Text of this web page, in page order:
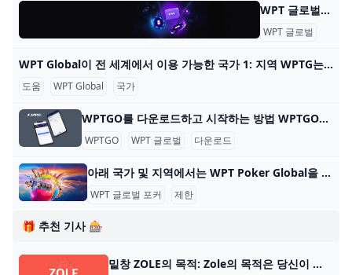
WPT 글로벌 - 자주 묻는 질문: 온라인 포커 WPT 글로벌 - 자주 묻는 질문: 온라인 포커 내 계정 어떻게 게임을 시작하나요? WPT 글로벌에서 게임을 하려면, 기기에 앱을 다운로드하고 설치하세요. 이 단계를 완료한 후
WPT 글로벌
WPT Global이 전 세계에서 이용 가능한 국가 1: 지역 WPTG는 다음 지역을 지원합니다: 대한민국 🇰🇷 일본 🇯🇵 베트남 🇻🇳 멕시코 🇲🇽 말레이시아 🇲🇾 인도네시아 🇮🇩 WPTG는 이러한 지역에 오프라인 부서
도움 WPT Global 국가
WPTGO를 다운로드하고 시작하는 방법 WPTGO를 다운로드하고 온라인 포커를 시작하는 방법 World Poker Tour와 관련된 온라인 포커 플랫폼인 WPTGO를 시작하는 것은 간단하고 빠릅니다. 다음의 간단한
WPTGO WPT 글로벌 다운로드
아래 국가 및 지역에서는 WPT Poker Global을 다운로드하고 플레이할 수 없습니다. WPT Global Poker는 100개 이상의 국가에서 플레이어가 접속할 수 있지만 현지 규정에 따른 특정 제한 사항이 있습니다. 아래 국가 및 지역에서 WPT Poker Global을 다운
WPT 글로벌 포커 제한
🎁 추천 기사 🎰
밑창 ZOLE의 목적: Zole의 목적은 당신이 수행하는 역할에 따라 다릅니다. 싱글 플레이어인 경우 목표는 61점을 획득하고 팀을 이기는 것입니다. 당신이 팀의 일원